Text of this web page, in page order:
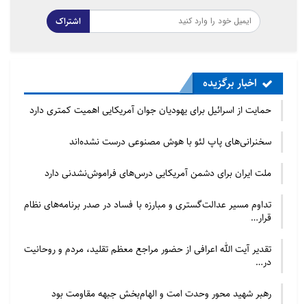
اشتراک
اخبار برگزیده
حمایت از اسرائیل برای یهودیان جوان آمریکایی اهمیت کمتری دارد
سخنرانی‌های پاپ لئو با هوش مصنوعی درست نشده‌اند
ملت ایران برای دشمن آمریکایی درس‌های فراموش‌نشدنی دارد
تداوم مسیر عدالت‌گستری و مبارزه با فساد در صدر برنامه‌های نظام
قرار…
تقدیر آیت الله اعرافی از حضور مراجع معظم تقلید، مردم و روحانیت
در…
رهبر شهید محور وحدت امت و الهام‌بخش جبهه مقاومت بود